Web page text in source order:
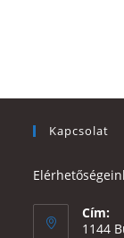
Kapcsolat
Cím:
1144